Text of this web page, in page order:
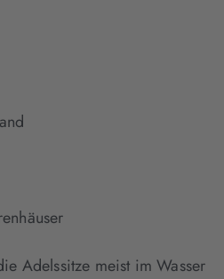
Adelssitze meist im Wasser